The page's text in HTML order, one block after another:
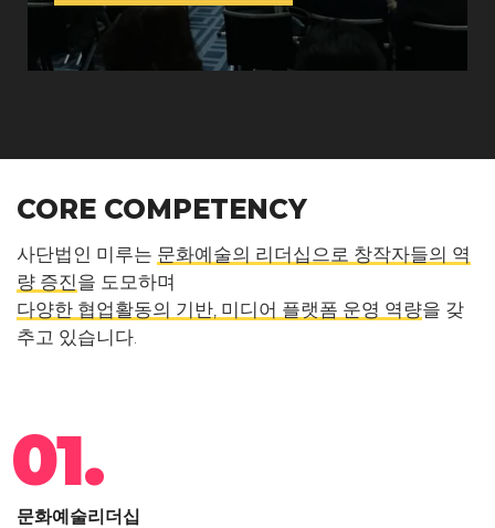
CORE COMPETENCY
사단법인 미루는 문화예술의 리더십으로 창작자들의 역
량 증진을 도모하며
다양한 협업활동의 기반, 미디어 플랫폼 운영 역량을 갖
추고 있습니다.
01.
문화예술리더십